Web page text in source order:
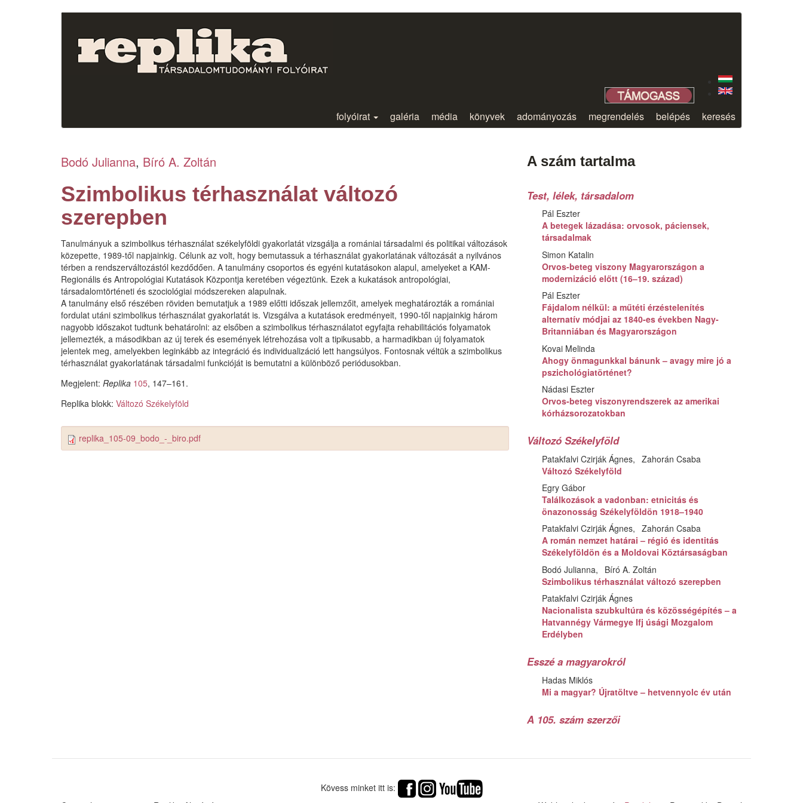
folyóirat galéria média könyvek adományozás megrendelés belépés keresés
Bodó Julianna, Bíró A. Zoltán
Szimbolikus térhasználat változó
szerepben
Tanulmányuk a szimbolikus térhasználat székelyföldi gyakorlatát vizsgálja a romániai társadalmi és politikai változások
közepette, 1989-től napjainkig. Célunk az volt, hogy bemutassuk a térhasználat gyakorlatának változását a nyilvános
térben a rendszerváltozástól kezdődően. A tanulmány csoportos és egyéni kutatásokon alapul, amelyeket a KAM-
Regionális és Antropológiai Kutatások Központja keretében végeztünk. Ezek a kukatások antropológiai,
társadalomtörténeti és szociológiai módszereken alapulnak.
A tanulmány első részében röviden bemutatjuk a 1989 előtti időszak jellemzőit, amelyek meghatározták a romániai
fordulat utáni szimbolikus térhasználat gyakorlatát is. Vizsgálva a kutatások eredményeit, 1990-től napjainkig három
nagyobb időszakot tudtunk behatárolni: az elsőben a szimbolikus térhasználatot egyfajta rehabilitációs folyamatok
jellemezték, a másodikban az új terek és események létrehozása volt a tipikusabb, a harmadikban új folyamatok
jelentek meg, amelyekben leginkább az integráció és individualizáció lett hangsúlyos. Fontosnak véltük a szimbolikus
térhasználat gyakorlatának társadalmi funkcióját is bemutatni a különböző periódusokban.
Megjelent: Replika 105, 147–161.
Replika blokk: Változó Székelyföld
replika_105-09_bodo_-_biro.pdf
A szám tartalma
Test, lélek, társadalom
Pál Eszter
A betegek lázadása: orvosok, páciensek,
társadalmak
Simon Katalin
Orvos-beteg viszony Magyarországon a
modernizáció előtt (16–19. század)
Pál Eszter
Fájdalom nélkül: a műtéti érzéstelenítés
alternatív módjai az 1840-es években Nagy-
Britanniában és Magyarországon
Kovai Melinda
Ahogy önmagunkkal bánunk – avagy mire jó a
pszichológiatörténet?
Nádasi Eszter
Orvos-beteg viszonyrendszerek az amerikai
kórházsorozatokban
Változó Székelyföld
Patakfalvi Czirják Ágnes
Zahorán Csaba
Változó Székelyföld
Egry Gábor
Találkozások a vadonban: etnicitás és
önazonosság Székelyföldön 1918–1940
Patakfalvi Czirják Ágnes
Zahorán Csaba
A román nemzet határai – régió és identitás
Székelyföldön és a Moldovai Köztársaságban
Bodó Julianna
Bíró A. Zoltán
Szimbolikus térhasználat változó szerepben
Patakfalvi Czirják Ágnes
Nacionalista szubkultúra és közösségépítés – a
Hatvannégy Vármegye Ifj úsági Mozgalom
Erdélyben
Esszé a magyarokról
Hadas Miklós
Mi a magyar? Újratöltve – hetvennyolc év után
A 105. szám szerzői
Kövess minket itt is: